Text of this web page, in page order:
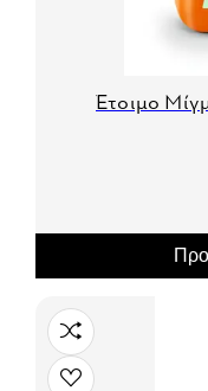
Έτοιμο